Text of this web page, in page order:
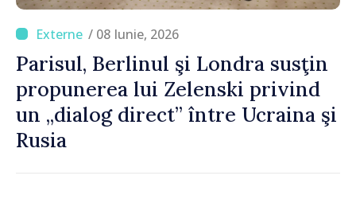
/ 08 Iunie, 2026
Parisul, Berlinul şi Londra susţin
propunerea lui Zelenski privind
un „dialog direct” între Ucraina şi
Rusia